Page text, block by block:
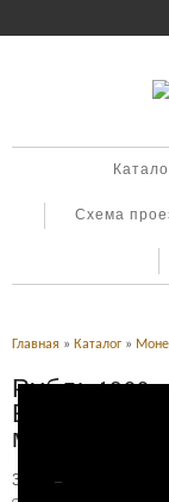
Схема
Главная » Каталог »
Рубль 1899.
монетный
3,500 Р